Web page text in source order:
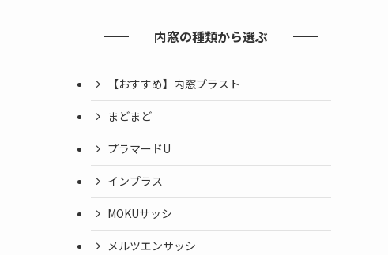
内窓の種類から選ぶ
【おすすめ】内窓プラスト
まどまど
プラマードU
インプラス
MOKUサッシ
メルツエンサッシ